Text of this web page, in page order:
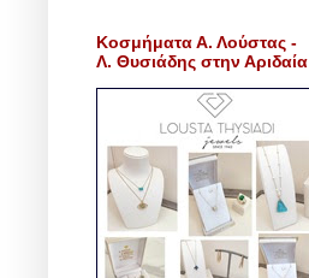
Κοσμήματα Α. Λούστας -
Λ. Θυσιάδης στην Αριδαία